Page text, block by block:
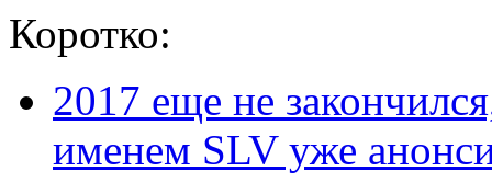
Коротко:
2017 еще не
именем SLV уже